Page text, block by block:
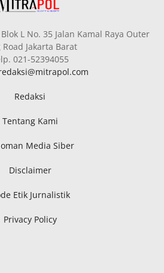
L No. 35 Jalan Kamal Raya Outer
Road Jakarta Barat
021-52394055
Redaksi
Tentang Kami
Media Siber
Disclaimer
Etik Jurnalistik
Privacy Policy